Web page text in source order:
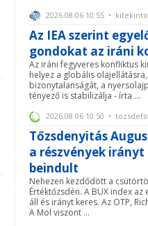
2026.08.06 10:55 •
Az IEA szerint
gondokat az iráni
Az iráni fegyveres konfliktus
helyez a globális
bizonytalanságát, a
tényező is stabilizálja - írta ...
2026.08.06 10:50 •
Tőzsdenyitás
a részvények irányt
beindult
Nehezen kezdődött a
Értéktőzsdén. A BUX index
áll és irányt keres. Az OTP,
A Mol viszont ...